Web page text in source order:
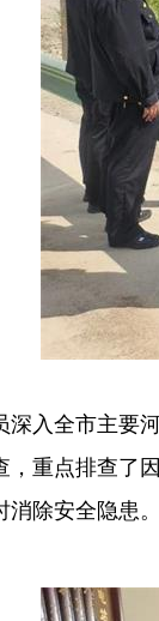
深入全市主要
，重点排查了
除安全隐患。